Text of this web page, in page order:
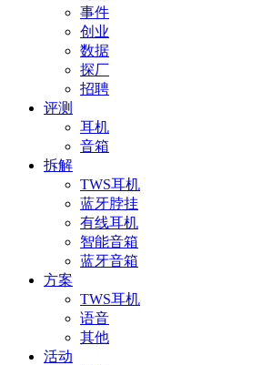
事件
创业
数据
探厂
招聘
评测
耳机
音箱
拆解
TWS耳机
蓝牙脖挂
有线耳机
智能音箱
蓝牙音箱
方案
TWS耳机
语音
其他
活动